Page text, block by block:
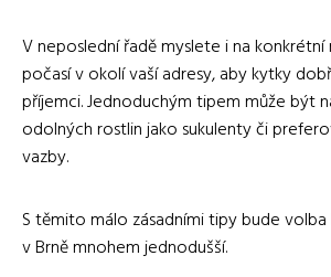
V neposlední řadě myslete i na
počasí v okolí vaší adresy, aby kytky
příjemci. Jednoduchým tipem může být
odolných rostlin jako sukulenty či
vazby.
S těmito málo zásadními tipy bude
v Brně mnohem jednodušší.